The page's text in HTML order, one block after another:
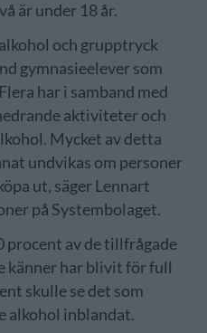
är under 18 år.
och grupptryck
gymnasieelever som
har i samband med
aktiviteter och
Mycket av detta
undvikas om personer
ut, säger Lennart
på Systembolaget.
procent av de tillfrågade
känner har blivit för full
skulle se det som
alkohol inblandat.